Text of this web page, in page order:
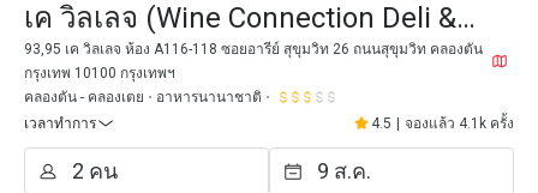
เค วิลเลจ (Wine Connection Deli &
Bistro @ K Village)
93,95 เค วิลเลจ ห้อง A116-118 ซอยอารีย์ สุขุมวิท 26 ถนนสุขุมวิท คลองตัน
กรุงเทพ 10100 กรุงเทพฯ
คลองตัน - คลองเตย
อาหารนานาชาติ
เวลาทำการ
4.5 จองแล้ว 4.1k ครั้ง